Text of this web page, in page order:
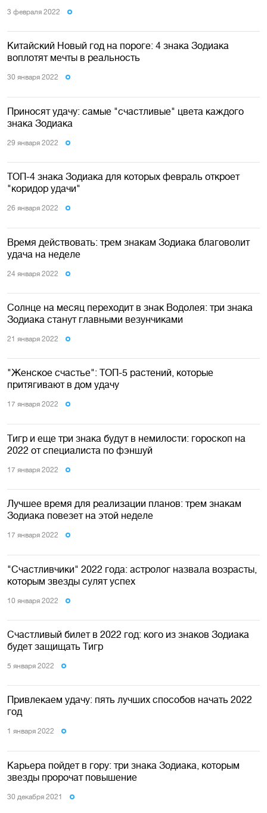
3 февраля 2022
Китайский Новый год на пороге: 4 знака Зодиака
воплотят мечты в реальность
30 января 2022
Приносят удачу: самые "счастливые" цвета каждого
знака Зодиака
29 января 2022
ТОП-4 знака Зодиака для которых февраль откроет
"коридор удачи"
26 января 2022
Время действовать: трем знакам Зодиака благоволит
удача на неделе
24 января 2022
Солнце на месяц переходит в знак Водолея: три знака
Зодиака станут главными везунчиками
21 января 2022
"Женское счастье": ТОП-5 растений, которые
притягивают в дом удачу
17 января 2022
Тигр и еще три знака будут в немилости: гороскоп на
2022 от специалиста по фэншуй
17 января 2022
Лучшее время для реализации планов: трем знакам
Зодиака повезет на этой неделе
17 января 2022
"Счастливчики" 2022 года: астролог назвала возрасты,
которым звезды сулят успех
10 января 2022
Счастливый билет в 2022 год: кого из знаков Зодиака
будет защищать Тигр
5 января 2022
Привлекаем удачу: пять лучших способов начать 2022
год
1 января 2022
Карьера пойдет в гору: три знака Зодиака, которым
звезды пророчат повышение
30 декабря 2021